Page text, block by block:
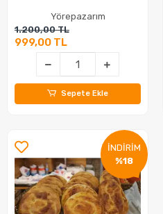
Yörepazarım
1.200,00 TL
999,00 TL
Sepete Ekle
İNDİRİM
%18